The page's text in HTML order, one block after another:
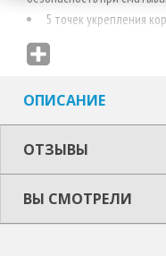
5 точек укрепления
Класс точности II.
Архитектурная шкала
ОПИСАНИЕ
ОТЗЫВЫ
ВЫ СМОТРЕЛИ